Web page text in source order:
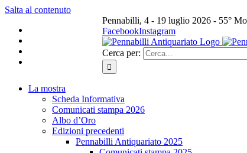
Salta al contenuto
Pennabilli, 4 - 19 luglio 2026 - 55°
FacebookInstagram
Cerca per:
La mostra
Scheda Informativa
Comunicati stampa 2026
Albo d’Oro
Edizioni precedenti
Pennabilli Antiquariato 2025